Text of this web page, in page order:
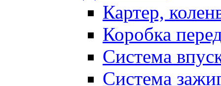
Картер,
Коробка
Система
Система